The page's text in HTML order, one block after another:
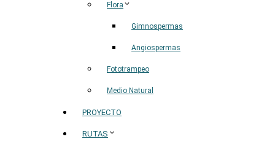
Flora
Gimnospermas
Angiospermas
Fototrampeo
Medio Natural
PROYECTO
RUTAS